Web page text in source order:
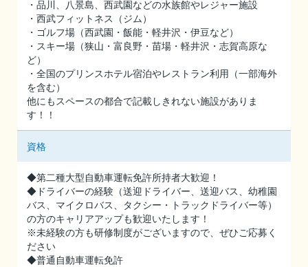
・品川、八景島、西武園などの水族館やレジャー施設
・西武フィットネス（ジム）
・ゴルフ場（西武園・飯能・軽井沢・伊豆など）
・スキー場（狭山・富良野・苗場・軽井沢・志賀高原な
ど）
・全国のプリンスホテル宿泊やレストラン利用（一部海外
を含む）
他にもスペースの都合で記載しきれない施設がありま
す！！
資格
◆第二種大型自動車運転免許所持者大歓迎！
◆ドライバーの経験（送迎ドライバー、送迎バス、幼稚園
バス、マイクロバス、タクシー・トラックドライバー等）
の方のキャリアアップも歓迎いたします！
※未経験の方も研修制度がございますので、ぜひご応募く
ださい
◆普通自動車運転免許